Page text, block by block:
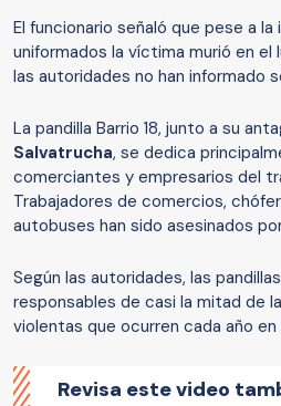
El funcionario señaló que pese a
uniformados la víctima murió en el
las autoridades no han informado
La pandilla Barrio 18, junto a su
Salvatrucha, se dedica
comerciantes y empresarios del
Trabajadores de comercios,
autobuses han sido asesinados
Según las autoridades, las
responsables de casi la mitad de
violentas que ocurren cada año en
Revisa este video